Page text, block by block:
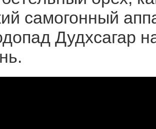
самогонный
Дудхсагар